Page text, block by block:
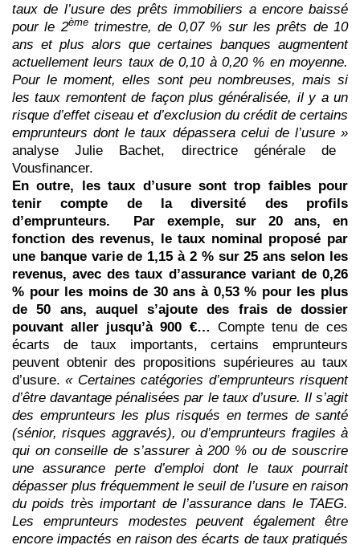
taux de l’usure des prêts immobiliers a encore baissé
pour le 2èmetrimestre, de 0,07 % sur les prêts de 10
ans et plus alors que certaines banques augmentent
actuellement leurs taux de 0,10 à 0,20 % en moyenne.
Pour le moment, elles sont peu nombreuses, mais si
les taux remontent de façon plus généralisée, il y a un
risque d’effet ciseau et d’exclusion du crédit de certains
emprunteurs dont le taux dépassera celui de l’usure »
analyse Julie Bachet, directrice générale de
Vousfinancer.
En outre, les taux d’usure sont trop faibles pour
tenir compte de la diversité des profils
d’emprunteurs.
Par exemple, sur 20 ans, en
fonction des revenus, le taux nominal proposé par
une banque varie de 1,15 à 2 % sur 25 ans selon les
revenus, avec des taux d’assurance variant de 0,26
% pour les moins de 30 ans à 0,53 % pour les plus
de 50 ans, auquel s’ajoute des frais de dossier
pouvant aller jusqu’à 900 €… Compte tenu de ces
écarts de taux importants, certains emprunteurs
peuvent obtenir des propositions supérieures au taux
d’usure.« Certaines catégories d’emprunteurs risquent
d’être davantage pénalisées par le taux d’usure. Il s’agit
des emprunteurs les plus risqués en termes de santé
(sénior, risques aggravés), ou d’emprunteurs fragiles à
qui on conseille de s’assurer à 200 % ou de souscrire
une assurance perte d’emploi dont le taux pourrait
dépasser plus fréquemment le seuil de l’usure en raison
du poids très important de l’assurance dans le TAEG.
Les emprunteurs modestes peuvent également être
encore impactés en raison des écarts de taux pratiqués